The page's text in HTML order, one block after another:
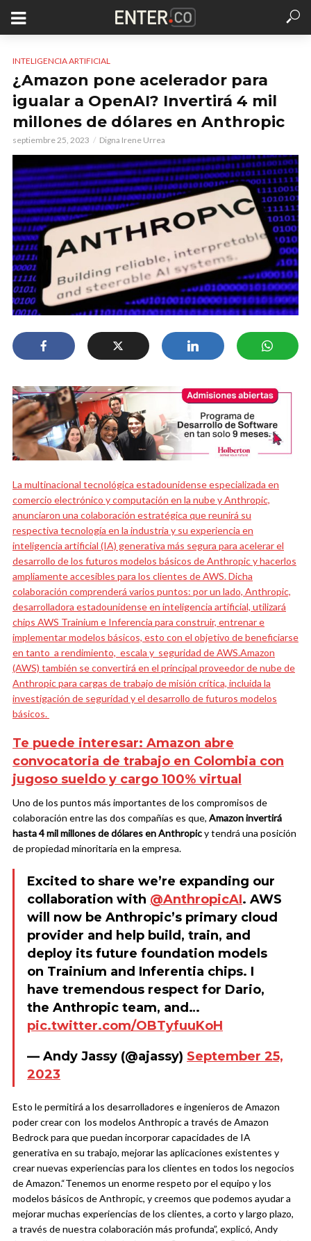
INTELIGENCIA ARTIFICIAL
¿Amazon pone acelerador para
igualar a OpenAI? Invertirá 4 mil
millones de dólares en Anthropic
septiembre 25, 2023 Digna Irene Urrea
La multinacional tecnológica estadounidense especializada en
comercio electrónico y computación en la nube y Anthropic,
anunciaron una colaboración estratégica que reunirá su
respectiva tecnología en la industria y su experiencia en
inteligencia artificial (IA) generativa más segura para acelerar el
desarrollo de los futuros modelos básicos de Anthropic y hacerlos
ampliamente accesibles para los clientes de AWS.Dicha
colaboración comprenderá varios puntos: por un lado, Anthropic,
desarrolladora estadounidense en inteligencia artificial, utilizará
chips AWS Trainium e Inferencia para construir, entrenar e
implementar modelos básicos, esto con el objetivo de beneficiarse
en tanto a rendimiento, escala y seguridad de AWS.Amazon
(AWS) también se convertirá en el principal proveedor de nube de
Anthropic para cargas de trabajo de misión crítica, incluida la
investigación de seguridad y el desarrollo de futuros modelos
básicos.
Te puede interesar: Amazon abre
convocatoria de trabajo en Colombia con
jugoso sueldo y cargo 100% virtual
Uno de los puntos más importantes de los compromisos de
colaboración entre las dos compañías es que, Amazon invertirá
hasta 4 mil millones de dólares en Anthropicy tendrá una posición
de propiedad minoritaria en la empresa.
Excited to share we’re expanding our
collaboration with @AnthropicAI. AWS
will now be Anthropic’s primary cloud
provider and help build, train, and
deploy its future foundation models
on Trainium and Inferentia chips. I
have tremendous respect for Dario,
the Anthropic team, and…
pic.twitter.com/OBTyfuuKoH
— Andy Jassy (@ajassy) September 25,
2023
Esto le permitirá a los desarrolladores e ingenieros de Amazon
poder crear con los modelos Anthropic a través de Amazon
Bedrock para que puedan incorporar capacidades de IA
generativa en su trabajo, mejorar las aplicaciones existentes y
crear nuevas experiencias para los clientes en todos los negocios
de Amazon.“Tenemos un enorme respeto por el equipo y los
modelos básicos de Anthropic, y creemos que podemos ayudar a
mejorar muchas experiencias de los clientes, a corto y largo plazo,
a través de nuestra colaboración más profunda”, explicó, Andy